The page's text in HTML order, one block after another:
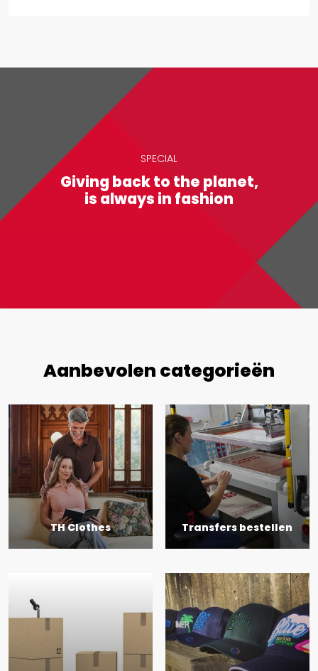
SPECIAL
Giving back to the planet,
is always in fashion
Aanbevolen categorieën
TH Clothes Transfers bestellen